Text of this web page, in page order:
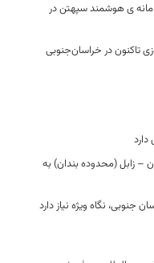
ی هوشمند سپهتن در
– زابل (محدوده بندان) به
جنوبی، نگاه ویژه نیاز دارد